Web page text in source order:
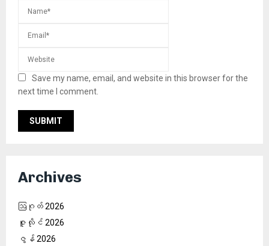
Save my name, email, and website in this browser for the
next time I comment.
Archives
ဩဂုတ် 2026
ဇူလိုင် 2026
ဇွန် 2026